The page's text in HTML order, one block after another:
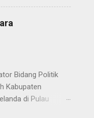
kebangsaan yang
rasa bangga dan
serta para
penerus
Bidang Politik
Kabupaten
di Pulau